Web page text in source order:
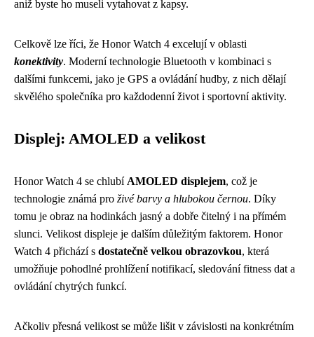
aniž byste ho museli vytahovat z kapsy.
Celkově lze říci, že Honor Watch 4 excelují v oblasti
konektivity. Moderní technologie Bluetooth v kombinaci s
dalšími funkcemi, jako je GPS a ovládání hudby, z nich dělají
skvělého společníka pro každodenní život i sportovní aktivity.
Displej: AMOLED a velikost
Honor Watch 4 se chlubí AMOLED displejem, což je
technologie známá pro živé barvy a hlubokou černou. Díky
tomu je obraz na hodinkách jasný a dobře čitelný i na přímém
slunci. Velikost displeje je dalším důležitým faktorem. Honor
Watch 4 přichází s dostatečně velkou obrazovkou, která
umožňuje pohodlné prohlížení notifikací, sledování fitness dat a
ovládání chytrých funkcí.
Ačkoliv přesná velikost se může lišit v závislosti na konkrétním